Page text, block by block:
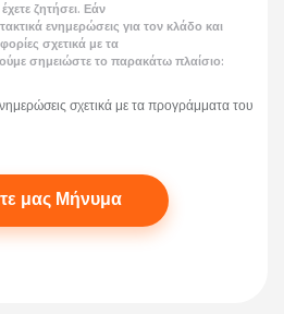
ζητήσει. Εάν
ενημερώσεις για τον κλάδο και
σχετικά με τα
σημειώστε το παρακάτω πλαίσιο:
σχετικά με τα προγράμματα του